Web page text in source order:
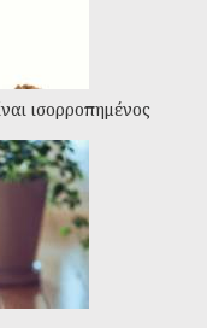
ισορροπημένος